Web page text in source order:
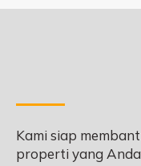
Kami siap
properti yang